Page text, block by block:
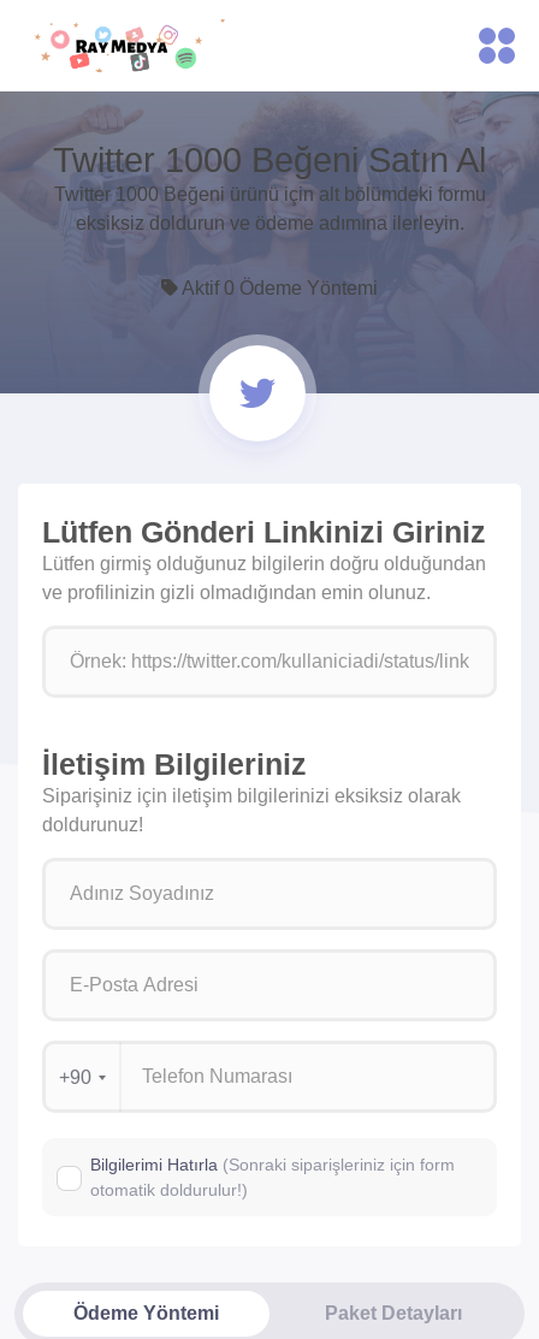
Twitter 1000 Beğeni Satın Al
Twitter 1000 Beğeni ürünü için alt bölümdeki formu
eksiksiz doldurun ve ödeme adımına ilerleyin.
Aktif 0 Ödeme Yöntemi
Lütfen Gönderi Linkinizi Giriniz
Lütfen girmiş olduğunuz bilgilerin doğru olduğundan
ve profilinizin gizli olmadığından emin olunuz.
İletişim Bilgileriniz
Siparişiniz için iletişim bilgilerinizi eksiksiz olarak
doldurunuz!
+90
Bilgilerimi Hatırla (Sonraki siparişleriniz için form
otomatik doldurulur!)
Ödeme Yöntemi Paket Detayları